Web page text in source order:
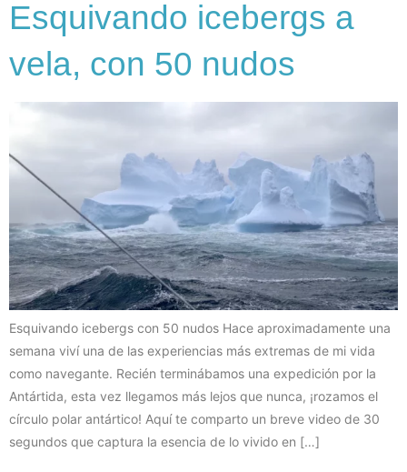
Esquivando icebergs a
vela, con 50 nudos
Esquivando icebergs con 50 nudos Hace aproximadamente una
semana viví una de las experiencias más extremas de mi vida
como navegante. Recién terminábamos una expedición por la
Antártida, esta vez llegamos más lejos que nunca, ¡rozamos el
círculo polar antártico! Aquí te comparto un breve video de 30
segundos que captura la esencia de lo vivido en […]